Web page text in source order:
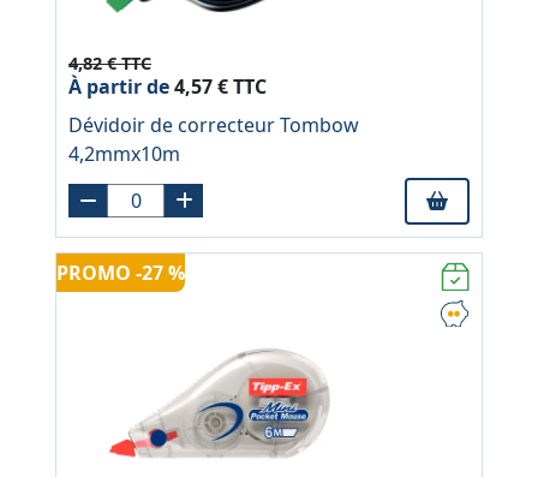
4,82 € TTC
À partir de4,57 € TTC
Dévidoir de correcteur Tombow
4,2mmx10m
PROMO -27 %